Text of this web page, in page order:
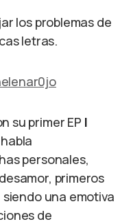
los problemas de
letras.
su primer EP I
personales,
primeros
una emotiva
de